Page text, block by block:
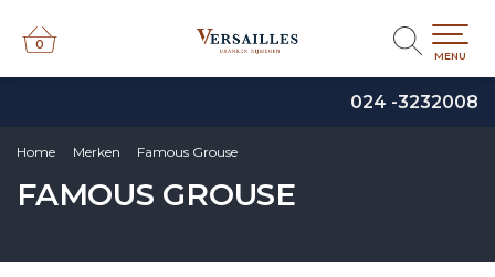
024 -3232008
0
0
MENU
Home Merken Famous Grouse
FAMOUS GROUSE